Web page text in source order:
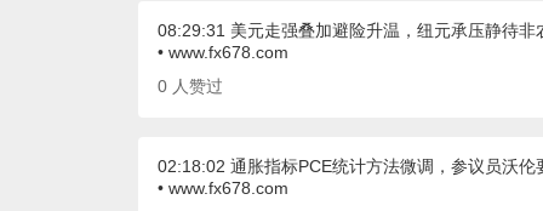
08:29:31 美元走强叠加避险升温，纽元承压静待非
• www.fx678.com
0 人赞过
02:18:02 通胀指标PCE统计方法微调，参议员沃伦
• www.fx678.com